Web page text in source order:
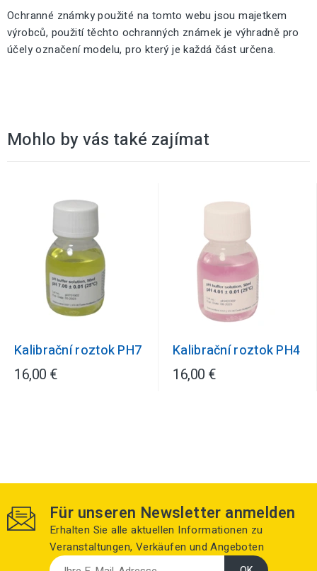
Ochranné známky použité na tomto webu jsou majetkem
výrobců, použití těchto ochranných známek je výhradně pro
účely označení modelu, pro který je každá část určena.
Mohlo by vás také zajímat
Kalibrační roztok PH7
16,00 €
Kalibrační roztok PH4
16,00 €
Für unseren Newsletter anmelden
Erhalten Sie alle aktuellen Informationen zu
Veranstaltungen, Verkäufen und Angeboten